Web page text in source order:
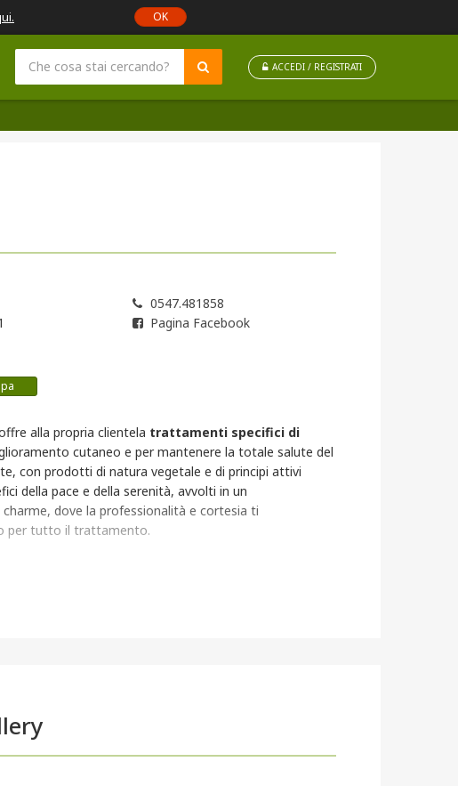
OK
ACCEDI / REGISTRATI
0547.481858
Pagina Facebook
alla propria clientela trattamenti specifici di
cutaneo e per mantenere la totale salute del
con prodotti di natura vegetale e di principi attivi
della pace e della serenità, avvolti in un
dove la professionalità e cortesia ti
per tutto il trattamento.